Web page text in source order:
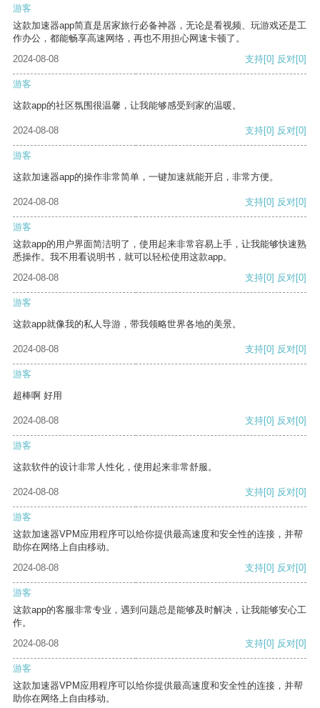
游客
这款加速器app简直是居家旅行必备神器，无论是看视频、玩游戏还是工
作办公，都能畅享高速网络，再也不用担心网速卡顿了。
2024-08-08
支持[0] 反对[0]
游客
这款app的社区氛围很温馨，让我能够感受到家的温暖。
2024-08-08 支持[0] 反对[0]
游客
这款加速器app的操作非常简单，一键加速就能开启，非常方便。
2024-08-08 支持[0] 反对[0]
游客
这款app的用户界面简洁明了，使用起来非常容易上手，让我能够快速熟
悉操作。我不用看说明书，就可以轻松使用这款app。
2024-08-08
支持[0] 反对[0]
游客
这款app就像我的私人导游，带我领略世界各地的美景。
2024-08-08 支持[0] 反对[0]
游客
超棒啊 好用
2024-08-08 支持[0] 反对[0]
游客
这款软件的设计非常人性化，使用起来非常舒服。
2024-08-08 支持[0] 反对[0]
游客
这款加速器VPM应用程序可以给你提供最高速度和安全性的连接，并帮
助你在网络上自由移动。
2024-08-08
支持[0] 反对[0]
游客
这款app的客服非常专业，遇到问题总是能够及时解决，让我能够安心工
作。
2024-08-08
支持[0] 反对[0]
游客
这款加速器VPM应用程序可以给你提供最高速度和安全性的连接，并帮
助你在网络上自由移动。